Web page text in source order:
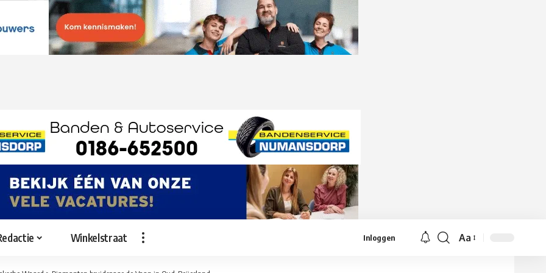
Winkelstraat Inloggen
Lettergrootte
Aa